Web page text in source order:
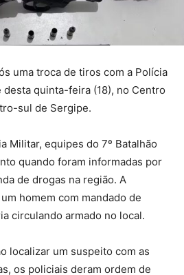
uma troca de tiros com a Polícia
quinta-feira (18), no Centro
sul de Sergipe.
Militar, equipes do 7º Batalhão
quando foram informadas por
de drogas na região. A
homem com mandado de
circulando armado no local.
localizar um suspeito com as
os policiais deram ordem de